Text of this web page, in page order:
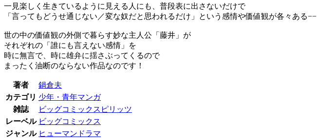
一見楽しく生きているように見える人にも、普段表に出さないだけで
「言ってもどうせ通じない／変な奴だと思われるだけ」という感情や価値観が各々ある−−
世の中の価値観の外側で暮らす妙な主人公「藤井」が
それぞれの「誰にも言えない感情」を
時に無言で、時に雄弁に揺さぶってくるので
まったく油断のならない作品なのです！
著者
鍋倉夫
カテゴリ 少年・青年マンガ
雑誌
ビッグコミックスピリッツ
レーベル ビッグコミックス
ジャンル ヒューマンドラマ